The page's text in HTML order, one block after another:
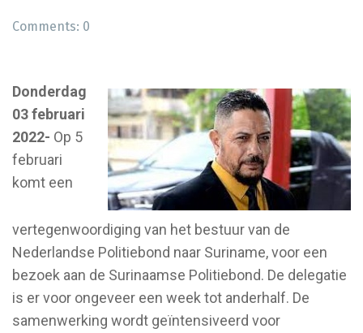
Comments: 0
Donderdag
03 februari
2022- Op 5
februari
komt een
vertegenwoordiging van het bestuur van de
Nederlandse Politiebond naar Suriname, voor een
bezoek aan de Surinaamse Politiebond. De delegatie
is er voor ongeveer een week tot anderhalf. De
samenwerking wordt geïntensiveerd voor